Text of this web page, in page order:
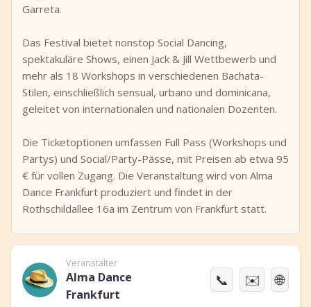
Garreta.
Das Festival bietet nonstop Social Dancing,
spektakuläre Shows, einen Jack & Jill Wettbewerb und
mehr als 18 Workshops in verschiedenen Bachata-
Stilen, einschließlich sensual, urbano und dominicana,
geleitet von internationalen und nationalen Dozenten.
Die Ticketoptionen umfassen Full Pass (Workshops und
Partys) und Social/Party-Pässe, mit Preisen ab etwa 95
€ für vollen Zugang. Die Veranstaltung wird von Alma
Dance Frankfurt produziert und findet in der
Rothschildallee 16a im Zentrum von Frankfurt statt.
Veranstalter
Alma Dance
Frankfurt
📞 ✉️ 🌐